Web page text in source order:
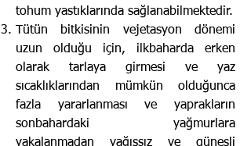
tohum yastıklarında sağlanabilmektedir.
Tütün bitkisinin vejetasyon dönemi
uzun olduğu için, ilkbaharda erken
olarak tarlaya girmesi ve yaz
sıcaklıklarından mümkün olduğunca
fazla yararlanması ve yaprakların
sonbahardaki yağmurlara
yakalanmadan yağışsız ve güneşli